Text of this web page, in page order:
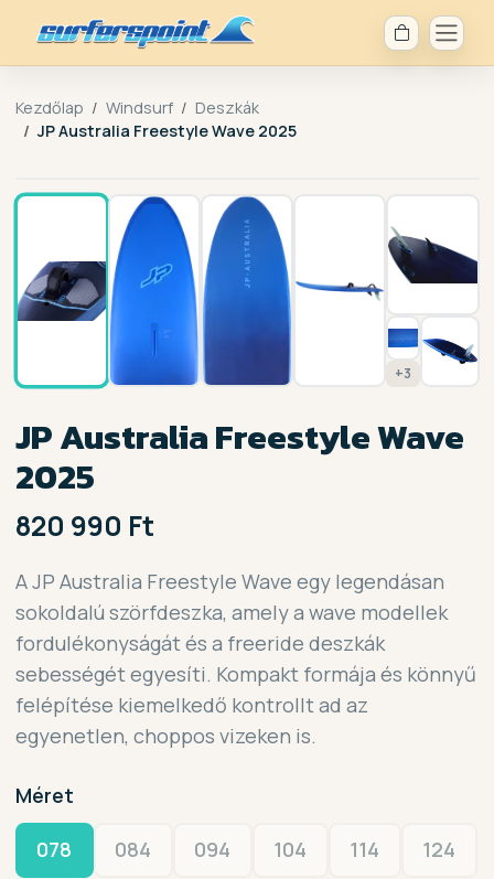
Kezdőlap Windsurf
Deszkák
JP Australia Freestyle Wave 2025
+3
JP Australia Freestyle Wave
2025
820 990 Ft
A JP Australia Freestyle Wave egy legendásan
sokoldalú szörfdeszka, amely a wave modellek
fordulékonyságát és a freeride deszkák
sebességét egyesíti. Kompakt formája és könnyű
felépítése kiemelkedő kontrollt ad az
egyenetlen, choppos vizeken is.
Méret
078 084 094 104 114 124